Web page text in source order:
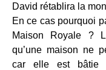
David rétablira la
En ce cas pourquoi
Maison Royale ?
qu’une maison ne
car elle est bâtie